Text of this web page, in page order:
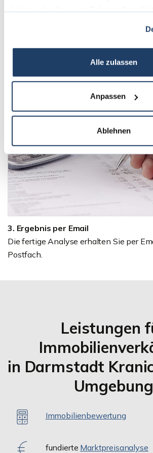
Alle zulassen
Anpassen
Ablehnen
Datenverarbeitung und Auswertung
3. Ergebnis per Email
Die fertige Analyse erhalten Sie per
Postfach.
Leistungen
in Darmstadt
Umgebung
Immobilienbewertung
fundierte Marktpreisanalyse